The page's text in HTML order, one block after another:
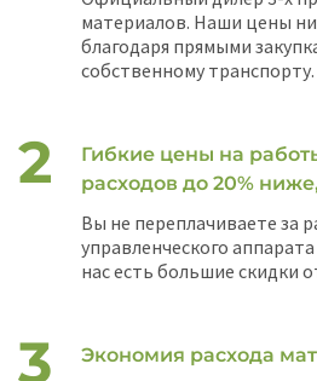
материалов. Наши цены
благодаря прямыми
собственному транспорту.
Гибкие цены на
расходов до 20%
Вы не переплачиваете за
управленческого
нас есть большие скидки
Экономия расхода